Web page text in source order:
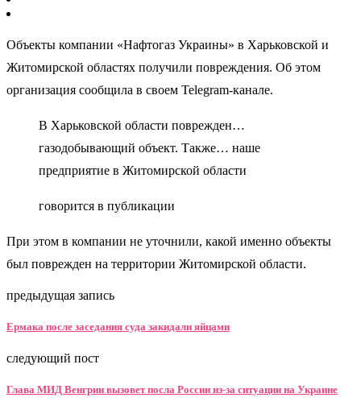
Объекты компании «Нафтогаз Украины» в Харьковской и
Житомирской областях получили повреждения. Об этом
организация сообщила в своем Telegram-канале.
В Харьковской области поврежден…
газодобывающий объект​​​. Также… наше
предприятие в Житомирской области
говорится в публикации
При этом в компании не уточнили, какой именно объекты
был поврежден на территории Житомирской области.
предыдущая запись
Ермака после заседания суда закидали яйцами
следующий пост
Глава МИД Венгрии вызовет посла России из-за ситуации на Украине